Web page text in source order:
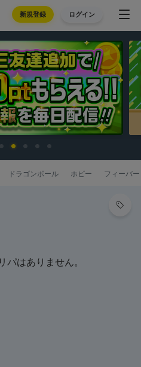
新規登録 ログイン
ドラゴンボール ホビー フィーバー
パはありません。